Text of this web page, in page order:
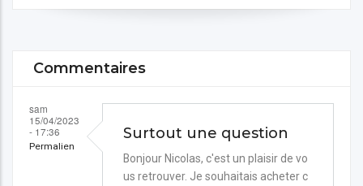
Commentaires
sam
15/04/2023
- 17:36
Permalien
Surtout une question
Bonjour Nicolas, c'est un plaisir de vo
us retrouver. Je souhaitais acheter c